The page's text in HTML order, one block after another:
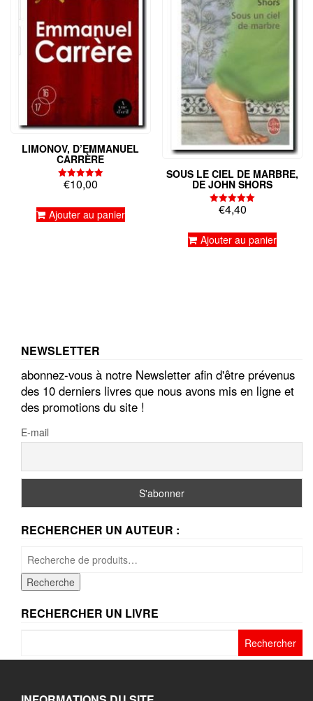
LIMONOV, D’EMMANUEL
CARRÈRE
Note
€10,00
Ajouter au panier
SOUS LE CIEL DE MARBRE,
DE JOHN SHORS
Note
€4,40
Ajouter au panier
NEWSLETTER
abonnez-vous à notre Newsletter afin d'être prévenus
des 10 derniers livres que nous avons mis en ligne et
des promotions du site !
E-mail
RECHERCHER UN AUTEUR :
pour :
Recherche
RECHERCHER UN LIVRE